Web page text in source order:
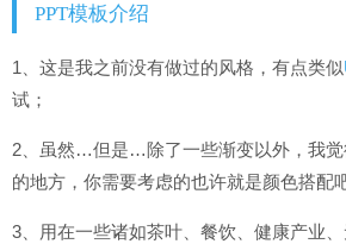
PPT模板介绍
1、这是我之前没有做过的风格，有点类似
试；
2、虽然…但是…除了一些渐变以外，我觉
的地方，你需要考虑的也许就是颜色搭配
3、用在一些诸如茶叶、餐饮、健康产业